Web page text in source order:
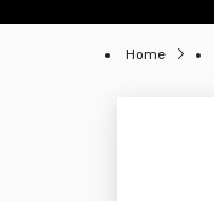
Home